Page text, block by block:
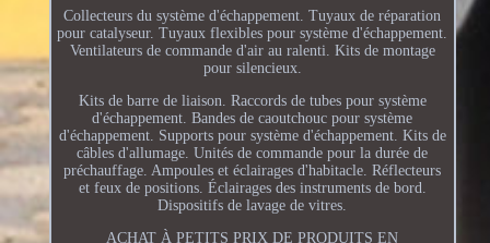
Collecteurs du système d'échappement. Tuyaux de réparation
pour catalyseur. Tuyaux flexibles pour système d'échappement.
Ventilateurs de commande d'air au ralenti. Kits de montage
pour silencieux.
Kits de barre de liaison. Raccords de tubes pour système
d'échappement. Bandes de caoutchouc pour système
d'échappement. Supports pour système d'échappement. Kits de
câbles d'allumage. Unités de commande pour la durée de
préchauffage. Ampoules et éclairages d'habitacle. Réflecteurs
et feux de positions. Éclairages des instruments de bord.
Dispositifs de lavage de vitres.
ACHAT À PETITS PRIX DE PRODUITS EN